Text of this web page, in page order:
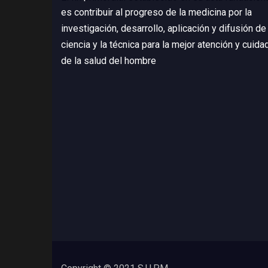
es contribuir al progreso de la medicina por la
investigación, desarrollo, aplicación y difusión de
ciencia y la técnica para la mejor atención y
de la salud del hombre